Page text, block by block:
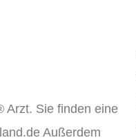
Arzt. Sie finden eine
Außerdem